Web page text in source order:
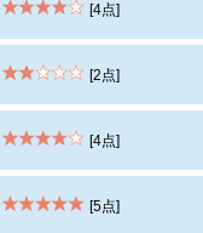
[4点]
[2点]
[4点]
[5点]